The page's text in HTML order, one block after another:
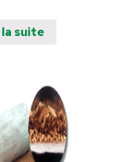
suite